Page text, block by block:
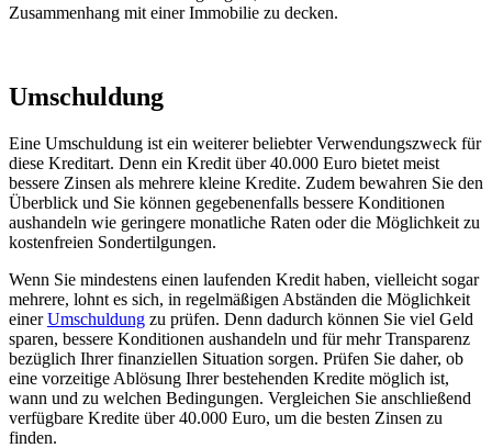
Zusammenhang mit einer Immobilie zu decken.
Umschuldung
Eine Umschuldung ist ein weiterer beliebter Verwendungszweck für
diese Kreditart. Denn ein Kredit über 40.000 Euro bietet meist
bessere Zinsen als mehrere kleine Kredite. Zudem bewahren Sie den
Überblick und Sie können gegebenenfalls bessere Konditionen
aushandeln wie geringere monatliche Raten oder die Möglichkeit zu
kostenfreien Sondertilgungen.
Wenn Sie mindestens einen laufenden Kredit haben, vielleicht sogar
mehrere, lohnt es sich, in regelmäßigen Abständen die Möglichkeit
einerUmschuldung zu prüfen. Denn dadurch können Sie viel Geld
sparen, bessere Konditionen aushandeln und für mehr Transparenz
bezüglich Ihrer finanziellen Situation sorgen. Prüfen Sie daher, ob
eine vorzeitige Ablösung Ihrer bestehenden Kredite möglich ist,
wann und zu welchen Bedingungen. Vergleichen Sie anschließend
verfügbare Kredite über 40.000 Euro, um die besten Zinsen zu
finden.